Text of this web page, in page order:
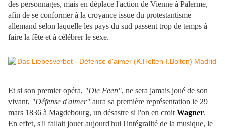
des personnages, mais en déplace l'action de Vienne à Palerme,
afin de se conformer à la croyance issue du protestantisme
allemand selon laquelle les pays du sud passent trop de temps à
faire la fête et à célébrer le sexe.
Et si son premier opéra, "Die Feen", ne sera jamais joué de son
vivant, "Défense d'aimer" aura sa première représentation le 29
mars 1836 à Magdebourg, un désastre si l'on en croit Wagner.
En effet, s'il fallait jouer aujourd'hui l'intégralité de la musique, le